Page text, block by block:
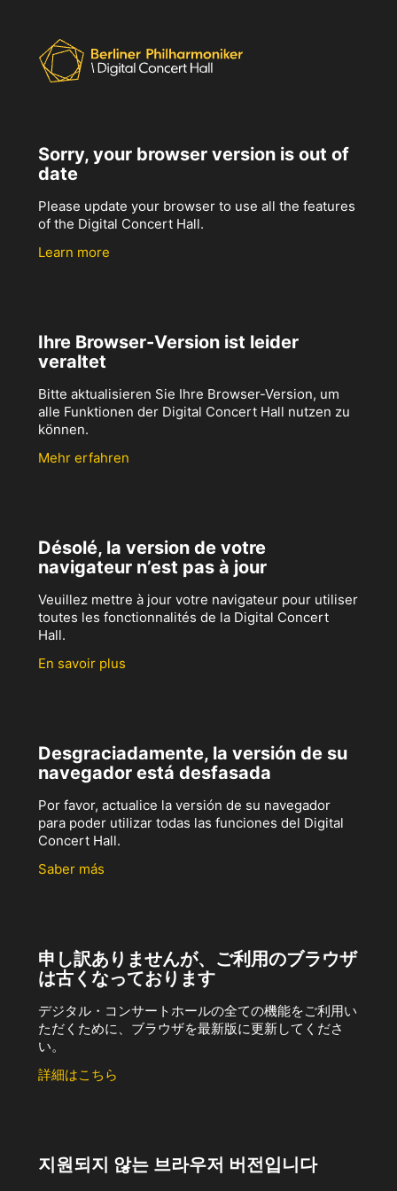
Sorry, your browser version is out of
date
Please update your browser to use all the features
of the Digital Concert Hall.
Learn more
Ihre Browser-Version ist leider
veraltet
Bitte aktualisieren Sie Ihre Browser-Version, um
alle Funktionen der Digital Concert Hall nutzen zu
können.
Mehr erfahren
Désolé, la version de votre
navigateur n’est pas à jour
Veuillez mettre à jour votre navigateur pour utiliser
toutes les fonctionnalités de la Digital Concert
Hall.
En savoir plus
Desgraciadamente, la versión de su
navegador está desfasada
Por favor, actualice la versión de su navegador
para poder utilizar todas las funciones del Digital
Concert Hall.
Saber más
申し訳ありませんが、ご利用のブラウザ
は古くなっております
デジタル・コンサートホールの全ての機能をご利用い
ただくために、ブラウザを最新版に更新してくださ
い。
詳細はこちら
지원되지 않는 브라우저 버전입니다